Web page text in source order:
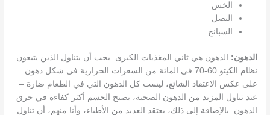
الخس
البصل
السبانخ
الدهون: الدهون هي ثاني المغذيات الكبرى. يجب أن يتناول الذين يتبعون
نظام الكيتو 60-70 في المائة من السعرات الحرارية في شكل دهون.
على عكس الاعتقاد الشائع، ليست كل الدهون التي في الطعام ضارة –
عند تناول المزيد من الدهون الصحية، يصبح الجسم أكثر كفاءة في حرق
الدهون. بالإضافة إلى ذلك، يعتقد العديد من الأطباء، وأنا منهم، أن تناول